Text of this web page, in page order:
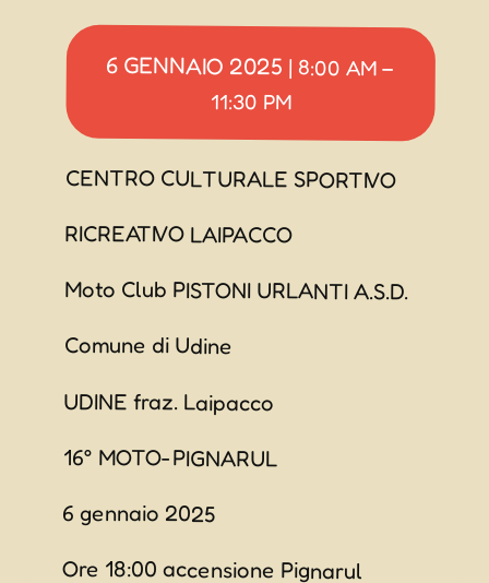
6 GENNAIO 2025 | 8:00 AM–
11:30 PM
CENTRO CULTURALE SPORTIVO
RICREATIVO LAIPACCO
Moto Club PISTONI URLANTI A.S.D.
Comune di Udine
UDINE fraz. Laipacco
16° MOTO-PIGNARUL
6 gennaio 2025
Ore 18:00 accensione Pignarul